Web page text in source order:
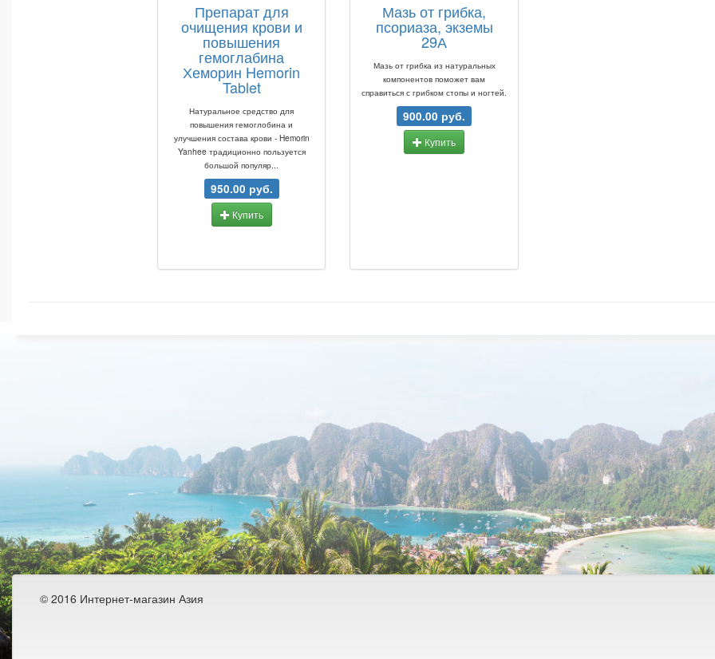
Препарат для
очищения крови и
повышения
гемоглабина
Хеморин Hemorin
Tablet
Натуральное средство для
повышения гемоглобина и
улучшения состава крови - Hemorin
Yanhee традиционно пользуется
большой популяр...
950.00 руб.
Купить
Мазь от грибка,
псориаза, экземы
29А
Мазь от грибка из натуральных
компонентов поможет вам
справиться с грибком стопы и ногтей.
900.00 руб.
Купить
© 2016 Интернет-магазин Азия